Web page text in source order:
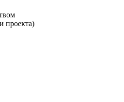
проекта)